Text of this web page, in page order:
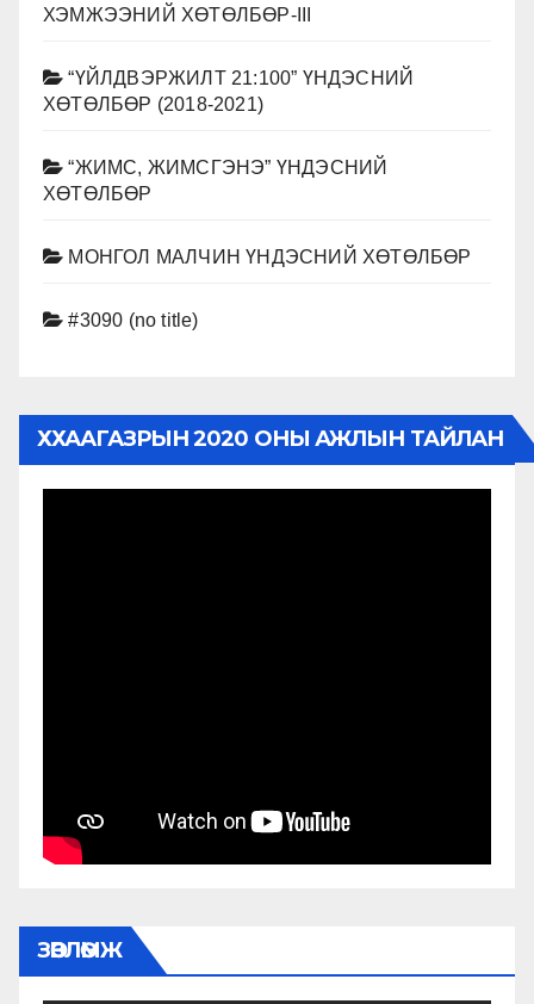
ХЭМЖЭЭНИЙ ХӨТӨЛБӨР-III
“ҮЙЛДВЭРЖИЛТ 21:100” ҮНДЭСНИЙ
ХӨТӨЛБӨР (2018-2021)
“ЖИМС, ЖИМСГЭНЭ” ҮНДЭСНИЙ
ХӨТӨЛБӨР
МОНГОЛ МАЛЧИН ҮНДЭСНИЙ ХӨТӨЛБӨР
#3090 (no title)
ХХААГАЗРЫН 2020 ОНЫ АЖЛЫН ТАЙЛАН
ЗӨВЛӨМЖ